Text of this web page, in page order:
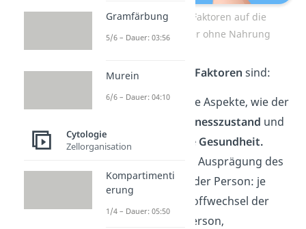
Einflussreiche Faktoren auf die
Überlebensdauer ohne Nahrung
Beispiele für diese Faktoren sind:
Gesundheitliche Aspekte, wie der
körperliche Fitnesszustand und
die
körperliche Gesundheit.
Die individuelle Ausprägung des
Stoffwechsels
der Person: je
flexibler der Stoffwechsel der
hungernden Person,
Gramfärbung
5/6 – Dauer: 03:56
Murein
6/6 – Dauer: 04:10
Cytologie
Zellorganisation
Kompartimenti
erung
1/4 – Dauer: 05:50